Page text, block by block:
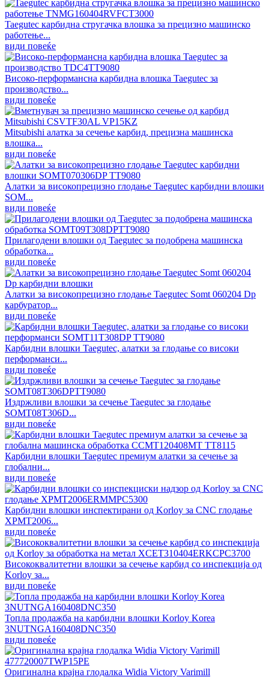
Taegutec карбидна стругачка влошка за прецизно машинско
работење...
види повеќе
Високо-перформансна карбидна влошка Taegutec за
производство...
види повеќе
Mitsubishi алатка за сечење карбид, прецизна машинска
влошка...
види повеќе
Алатки за високопрецизно глодање Taegutec карбидни влошки
SOM...
види повеќе
Прилагодени влошки од Taegutec за подобрена машинска
обработка...
види повеќе
Алатки за високопрецизно глодање Taegutec Somt 060204 Dp
карбуратор...
види повеќе
Карбидни влошки Taegutec, алатки за глодање со високи
перформанси...
види повеќе
Издржливи влошки за сечење Taegutec за глодање
SOMT08T306D...
види повеќе
Карбидни влошки Taegutec премиум алатки за сечење за
глобални...
види повеќе
Карбидни влошки инспектирани од Korloy за CNC глодање
XPMT2006...
види повеќе
Висококвалитетни влошки за сечење карбид со инспекција од
Korloy за...
види повеќе
Топла продажба на карбидни влошки Korloy Korea
3NUTNGA160408DNC350
види повеќе
Оригинална крајна глодалка Widia Victory Varimill